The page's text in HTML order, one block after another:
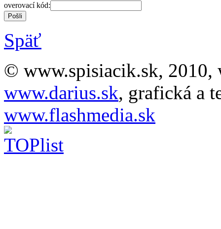
overovací kód:
Späť
© www.spisiacik.sk, 2010,
www.darius.sk, grafická a
www.flashmedia.sk